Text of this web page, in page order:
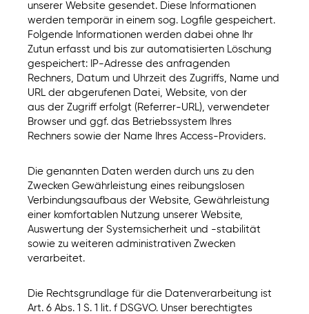
unserer Website gesendet. Diese Informationen
werden temporär in einem sog. Logfile gespeichert.
Folgende Informationen werden dabei ohne Ihr
Zutun erfasst und bis zur automatisierten Löschung
gespeichert: IP-Adresse des anfragenden
Rechners, Datum und Uhrzeit des Zugriffs, Name und
URL der abgerufenen Datei, Website, von der
aus der Zugriff erfolgt (Referrer-URL), verwendeter
Browser und ggf. das Betriebssystem Ihres
Rechners sowie der Name Ihres Access-Providers.
Die genannten Daten werden durch uns zu den
Zwecken Gewährleistung eines reibungslosen
Verbindungsaufbaus der Website, Gewährleistung
einer komfortablen Nutzung unserer Website,
Auswertung der Systemsicherheit und -stabilität
sowie zu weiteren administrativen Zwecken
verarbeitet.
Die Rechtsgrundlage für die Datenverarbeitung ist
Art. 6 Abs. 1 S. 1 lit. f DSGVO. Unser berechtigtes